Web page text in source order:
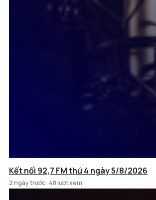
Kết nối 92,7 FM thứ 4 ngày 5/8/2026
2 ngày trước 48 lượt xem